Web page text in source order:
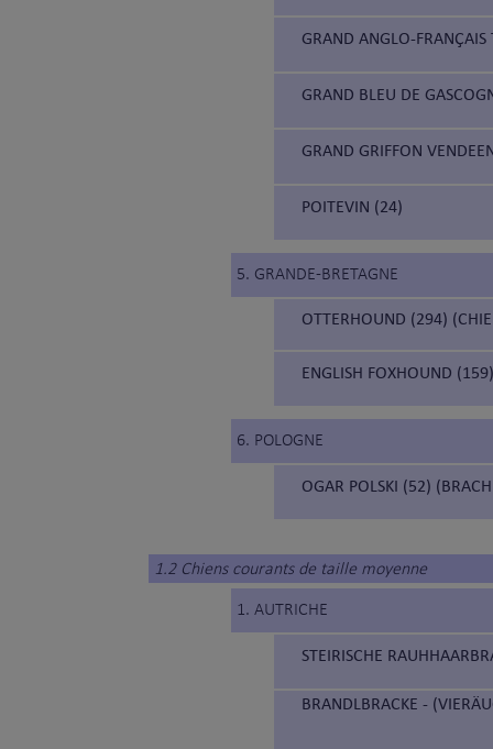
GRAND ANGLO-
GRAND BLEU DE
GRAND GRIFFON
POITEVIN (24)
5. GRANDE-BRETAGNE
OTTERHOUND (294)
ENGLISH FOXHOUND (159)
6. POLOGNE
OGAR POLSKI (52)
1.2 Chiens courants de taille moyenne
1. AUTRICHE
STEIRISCHE
BRANDLBRACKE -